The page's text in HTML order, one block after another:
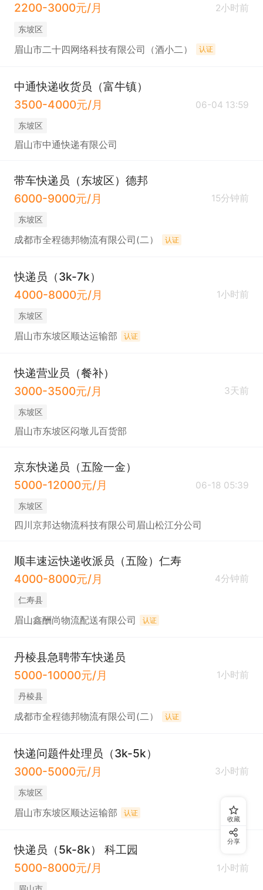
2200-3000元/月
2小时前
东坡区
眉山市二十四网络科技有限公司（酒小二） 认证
中通快递收货员（富牛镇）
3500-4000元/月
06-04 13:59
东坡区
眉山市中通快递有限公司
带车快递员（东坡区）德邦
6000-9000元/月
15分钟前
东坡区
成都市全程德邦物流有限公司(二） 认证
快递员（3k-7k）
4000-8000元/月
1小时前
东坡区
眉山市东坡区顺达运输部 认证
快递营业员（餐补）
3000-3500元/月
3天前
东坡区
眉山市东坡区闷墩儿百货部
京东快递员（五险一金）
5000-12000元/月
06-18 05:39
东坡区
四川京邦达物流科技有限公司眉山松江分公司
顺丰速运快递收派员（五险）仁寿
4000-8000元/月
4分钟前
仁寿县
眉山鑫酬尚物流配送有限公司 认证
丹棱县急聘带车快递员
5000-10000元/月
1小时前
丹棱县
成都市全程德邦物流有限公司(二） 认证
快递问题件处理员（3k-5k）
3000-5000元/月
3小时前
东坡区
眉山市东坡区顺达运输部 认证
快递员（5k-8k） 科工园
5000-8000元/月
1小时前
收藏
分享